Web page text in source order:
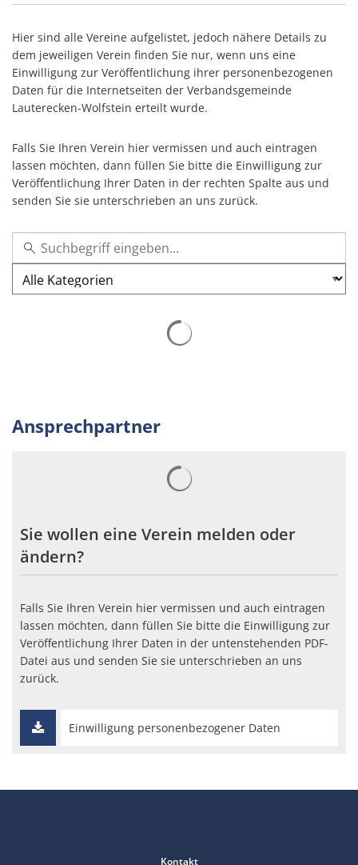
Zentrale Vergabestelle
Schulewirtschaft
Sicherheitsberater
Bürger-Informationsbroschüre der
Öffentliche Zustellung von Bescheiden
Soziales
Bauen & Wohnen
Bürgerinformation
weitere Ämter
Rats- und Bürgerinformationssystem
Kultur & Kunst
Bewirtschaftete Hütten
Bürgerhäuser &
Grillhütten/Grillplätze
Vereine
Hier sind alle Vereine aufgelistet, jedoch nähere Details zu
dem jeweiligen Verein finden Sie nur, wenn uns eine
Einwilligung zur Veröffentlichung ihrer personenbezogenen
Daten für die Internetseiten der Verbandsgemeinde
Lauterecken-Wolfstein erteilt wurde.
Falls Sie Ihren Verein hier vermissen und auch eintragen
lassen möchten, dann füllen Sie bitte die Einwilligung zur
Veröffentlichung Ihrer Daten in der rechten Spalte aus und
senden Sie sie unterschrieben an uns zurück.
Kategorie
Ansprechpartner
Sie wollen eine Verein melden oder
ändern?
Falls Sie Ihren Verein hier vermissen und auch eintragen
lassen möchten, dann füllen Sie bitte die Einwilligung zur
Veröffentlichung Ihrer Daten in der untenstehenden PDF-
Datei aus und senden Sie sie unterschrieben an uns
zurück.
Einwilligung personenbezogener Daten
Kontakt